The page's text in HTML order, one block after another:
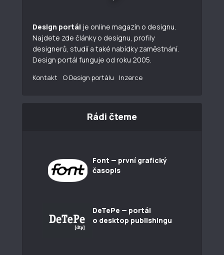
Design portál je online magazín o designu.
Najdete zde články o designu, profily
designerů, studií a také nabídky zaměstnání.
Design portál funguje od roku 2005.
Kontakt O Design portálu Inzerce
Rádi čteme
Font — první grafický
časopis
DeTePe — portál
o desktop publishingu